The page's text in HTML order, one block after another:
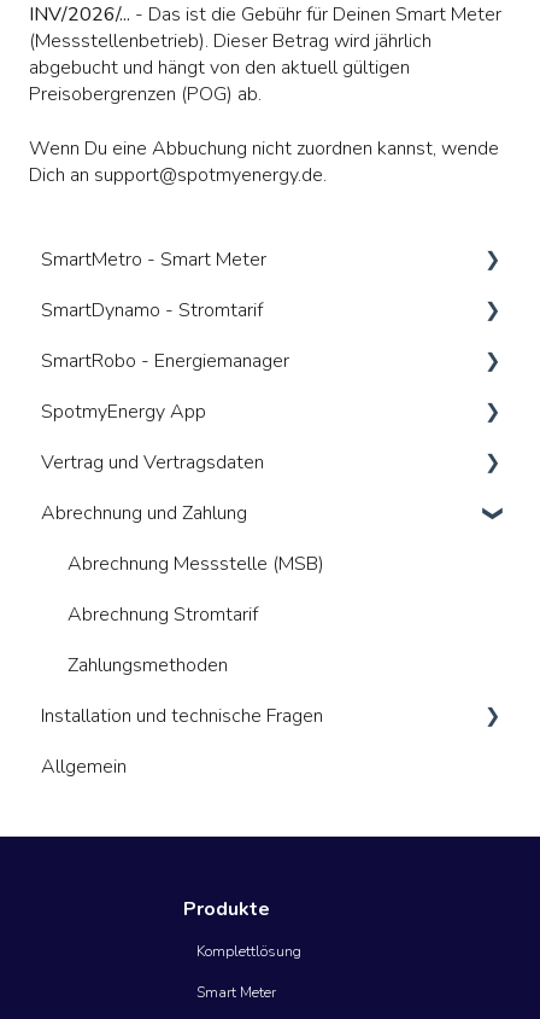
INV/2026/... - Das ist die Gebühr für Deinen Smart Meter
(Messstellenbetrieb). Dieser Betrag wird jährlich
abgebucht und hängt von den aktuell gültigen
Preisobergrenzen (POG) ab.
Wenn Du eine Abbuchung nicht zuordnen kannst, wende
Dich an support@spotmyenergy.de.
SmartMetro - Smart Meter
Was ist ein Smart Meter
Vorteile
Wer kümmert sich um was
Gesetzliche Anforderungen
Kosten
SmartDynamo - Stromtarif
Was ist ein dynamischer Tarif
Anbieterwechsel
Wie nutze ich den Tarif bestmöglich
Vorteile und Risiken
Kosten
SmartRobo - Energiemanager
Was ist ein Energiemanager (HEMS)
Voraussetzungen / Kompatibilitäten
Funktionalitäten
Vorteile und Risiken
SpotmyEnergy App
Allgemeines
Anmeldung und Registrierung
Geräte verbinden
Daten in der App
Technische Hinweise
Vertrag und Vertragsdaten
Allgemeines
Vertragswiderruf und Kündigung
Abrechnung und Zahlung
Abrechnung Messstelle (MSB)
Abrechnung Stromtarif
Zahlungsmethoden
Installation und technische Fragen
Allgemeines
Allgemein
Produkte
Komplettlösung
Smart Meter